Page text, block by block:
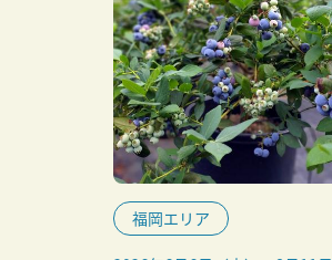
福岡エリア